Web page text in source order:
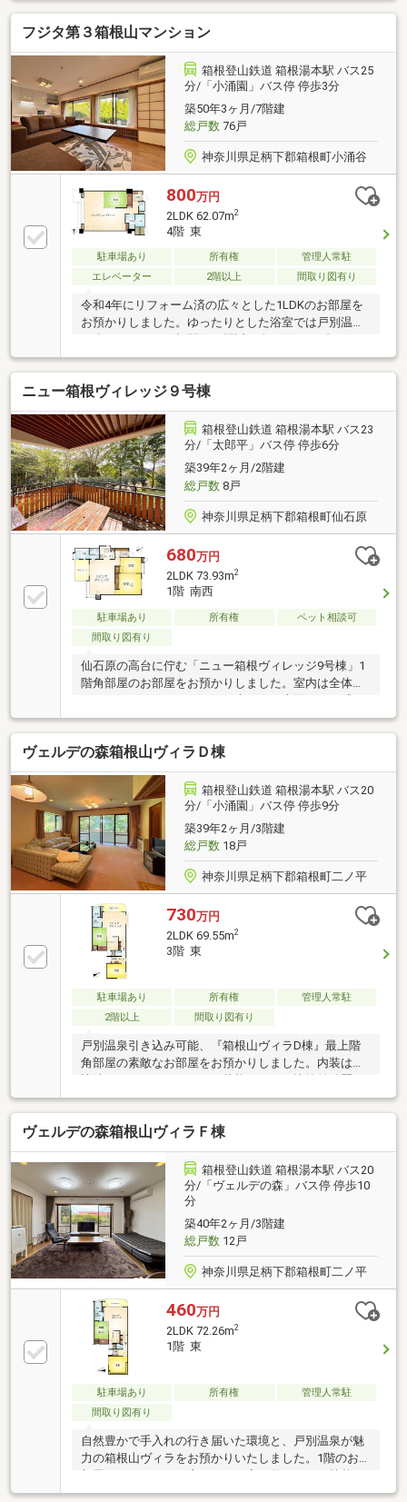
包まれながら、自分だけの癒しの時間をお楽しみくだ
さい。内見のご予約・お問い合わせお待ちしておりま
す。
フジタ第３箱根山マンション
箱根登山鉄道 箱根湯本駅 バス25
分/「小涌園」バス停 停歩3分
築50年3ヶ月/7階建
総戸数76戸
神奈川県足柄下郡箱根町小涌谷
800万円
2LDK 62.07m2
4階 東
駐車場あり 所有権
管理人常駐
エレベーター
2階以上 間取り図有り
令和4年にリフォーム済の広々とした1LDKのお部屋を
お預かりしました。ゆったりとした浴室では戸別温泉
ンション。箱根登山鉄道「小涌谷駅」から徒歩約13
分、バス停も徒歩約3分の立地です。お気軽にお問い
合わせくださいませ。
ニュー箱根ヴィレッジ９号棟
箱根登山鉄道 箱根湯本駅 バス23
分/「太郎平」バス停 停歩6分
築39年2ヶ月/2階建
総戸数8戸
神奈川県足柄下郡箱根町仙石原
680万円
2LDK 73.93m2
1階 南西
駐車場あり 所有権
ペット相談可
間取り図有り
仙石原の高台に佇む「ニュー箱根ヴィレッジ9号棟」1
階角部屋のお部屋をお預かりしました。室内は全体的
ながら癒しのひと時をお愉しみいただけます。ご案内
予約やご質問等はお気軽にお問合せくださいませ。
ヴェルデの森箱根山ヴィラＤ棟
箱根登山鉄道 箱根湯本駅 バス20
分/「小涌園」バス停 停歩9分
築39年2ヶ月/3階建
総戸数18戸
神奈川県足柄下郡箱根町二ノ平
730万円
2LDK 69.55m2
3階 東
駐車場あり 所有権
管理人常駐
2階以上
間取り図有り
戸別温泉引き込み可能、『箱根山ヴィラD棟』最上階
角部屋の素敵なお部屋をお預かりしました。内装は分
お使いいただいている印象にございます。戸別温泉と
に浸かり自分だけのプライベート空間をゆったりとお
愉しみいただけます。管理事務所から最も近い棟とい
う点も安心感がありますね。ご内見のご予約など、お
気軽にお問い合わせくださいませ。
ヴェルデの森箱根山ヴィラＦ棟
箱根登山鉄道 箱根湯本駅 バス20
分/「ヴェルデの森」バス停 停歩10
分
築40年2ヶ月/3階建
総戸数12戸
神奈川県足柄下郡箱根町二ノ平
460万円
2LDK 72.26m2
1階 東
駐車場あり 所有権
管理人常駐
間取り図有り
自然豊かで手入れの行き届いた環境と、戸別温泉が魅
力の箱根山ヴィラをお預かりいたしました。1階のお
景色をお楽しみいただけます。ご内見のご予約など、